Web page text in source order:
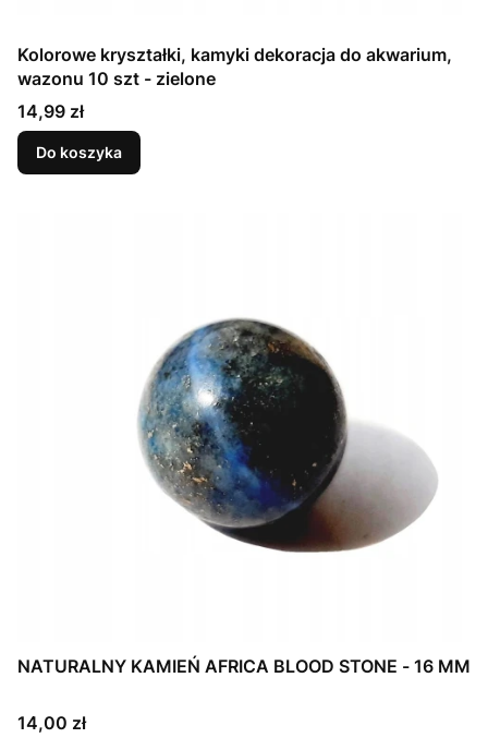
Kolorowe kryształki, kamyki dekoracja do akwarium,
wazonu 10 szt - zielone
Cena
14,99 zł
Do koszyka
NATURALNY KAMIEŃ AFRICA BLOOD STONE - 16 MM
Cena
14,00 zł